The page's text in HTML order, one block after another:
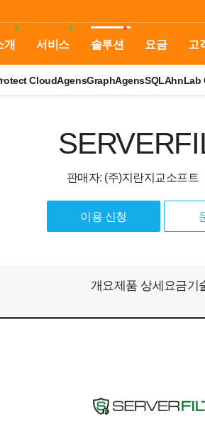
개 서비스 솔루션 요금 고
CloudAgensGraphAgensSQLAhnLab
판매자: (주)지란지교소프트
이용 신청
개요제품 상세요금기